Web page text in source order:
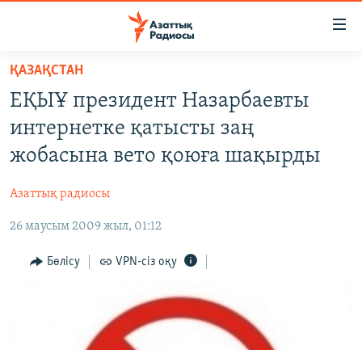
Skip
main
content
to
main
Navigation
Skip
Search
САЯСАТ
AZATTYQTV
АДАМ ҚҰҚЫҚТАРЫ
ӘЛЕУМЕТ
ӘЛЕМ
ҚАЗАҚСТАН
ЕҚЫҰ президент Назарбаевты
интернетке қатысты заң
жобасына вето қоюға шақырды
Азаттық радиосы
26 маусым 2009 жыл, 01:12
Бөлісу VPN-сіз оқу